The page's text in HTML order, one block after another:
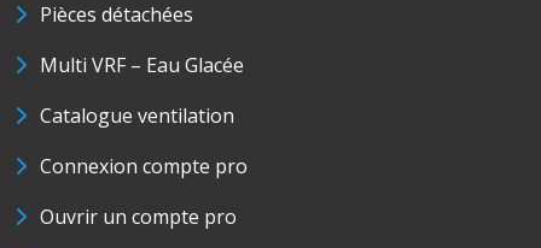
Pièces détachées
Multi VRF – Eau Glacée
Catalogue ventilation
Connexion compte pro
Ouvrir un compte pro